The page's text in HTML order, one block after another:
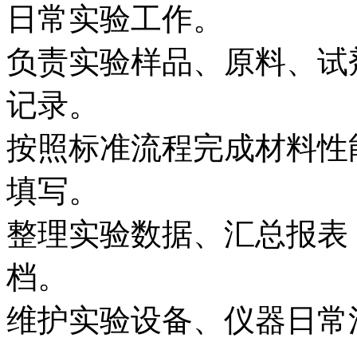
日常实验工作。
负责实验样品、原料、
记录。
按照标准流程完成材料
填写。
整理实验数据、汇总报
档。
维护实验设备、仪器日